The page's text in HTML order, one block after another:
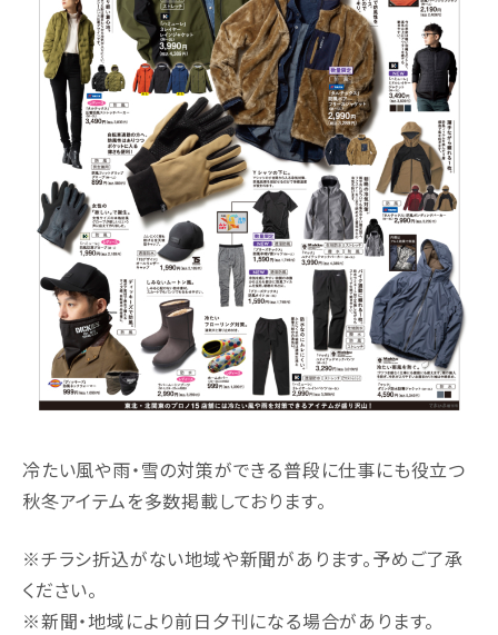
冷たい風や雨・雪の対策ができる普段に仕事にも役立つ
秋冬アイテムを多数掲載しております。
※チラシ折込がない地域や新聞があります。予めご了承
ください。
※新聞・地域により前日夕刊になる場合があります。